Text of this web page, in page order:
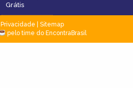
Grátis
Privacidade
Sitemap
pelo time do EncontraBrasil